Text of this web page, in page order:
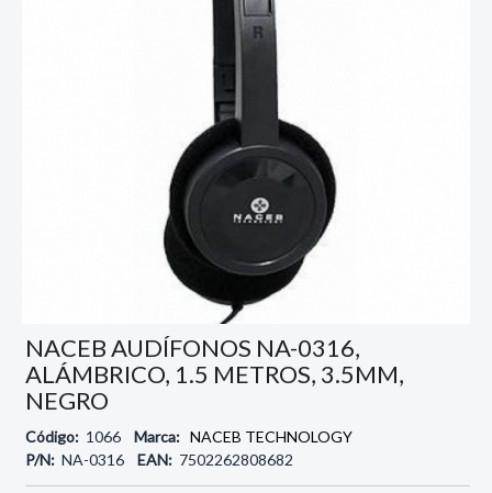
NACEB AUDÍFONOS NA-0316,
ALÁMBRICO, 1.5 METROS, 3.5MM,
NEGRO
Código: 1066 Marca: NACEB TECHNOLOGY
P/N: NA-0316 EAN: 7502262808682